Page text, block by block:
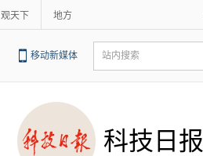
观天下 地方
移动新媒体 站内搜索
科技日报